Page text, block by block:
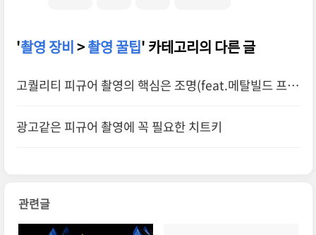
'촬영 장비>촬영 꿀팁' 카테고리의 다른 글
고퀄리티 피규어 촬영의 핵심은 조명(feat.메탈빌드 프리
광고같은 피규어 촬영에 꼭 필요한 치트키
관련글